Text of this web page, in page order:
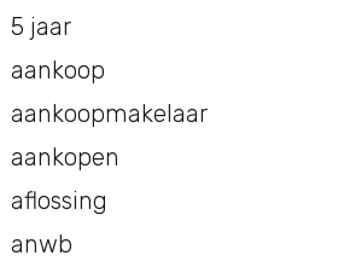
5 jaar
aankoop
aankoopmakelaar
aankopen
aflossing
anwb